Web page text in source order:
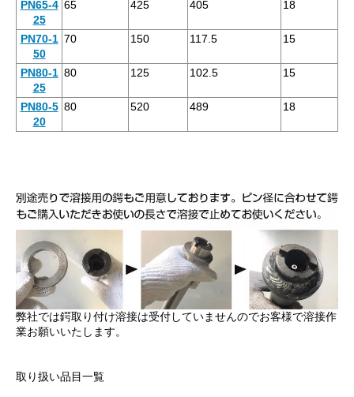
PN65-4
25
65 425 405 18
PN70-1
50
70 150 117.5 15
PN80-1
25
80 125 102.5 15
PN80-5
20
80 520 489 18
弊社では鍔取り付け溶接は受付していませんのでお客様で溶接作
業お願いいたします。
取り扱い品目一覧